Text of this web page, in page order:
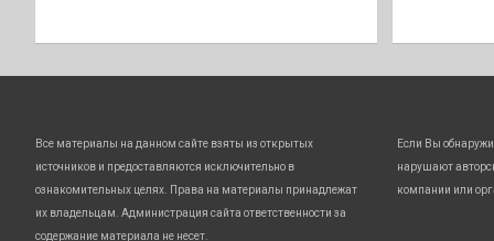
Все материалы на данном сайте взяты из открытых
источников и предоставляются исключительно в
ознакомительных целях. Права на материалы принадлежат
их владельцам. Администрация сайта ответственности за
содержание материала не несет.
Если Вы
нарушают
компании или